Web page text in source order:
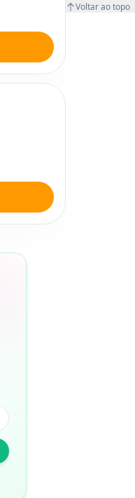
Voltar ao topo